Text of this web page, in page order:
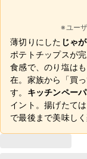
※ユー
薄切りにした じゃ
ポテトチップスが
食感で、のり塩は
在。家族から「買
す。 キッチンペー
イント。揚げたて
で最後まで美味しく